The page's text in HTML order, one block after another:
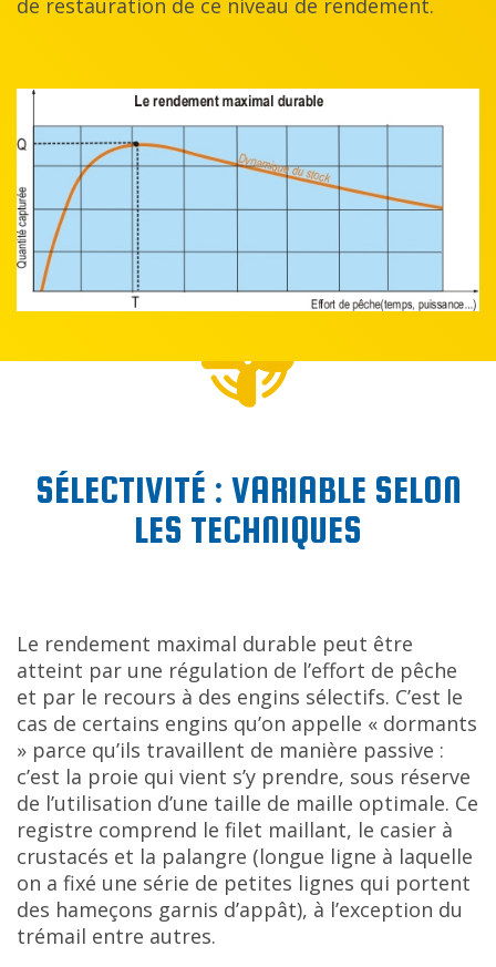
de restauration de ce niveau de rendement.
SÉLECTIVITÉ : VARIABLE SELON
LES TECHNIQUES
Le rendement maximal durable peut être
atteint par une régulation de l’effort de pêche
et par le recours à des engins sélectifs. C’est le
cas de certains engins qu’on appelle « dormants
» parce qu’ils travaillent de manière passive :
c’est la proie qui vient s’y prendre, sous réserve
de l’utilisation d’une taille de maille optimale. Ce
registre comprend le filet maillant, le casier à
crustacés et la palangre (longue ligne à laquelle
on a fixé une série de petites lignes qui portent
des hameçons garnis d’appât), à l’exception du
trémail entre autres.